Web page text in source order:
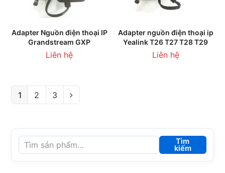
Adapter Nguồn điện thoại IP
Grandstream GXP
Liên hệ
Adapter nguồn điện thoại ip
Yealink T26 T27 T28 T29
Liên hệ
1 2 3
Tìm
kiếm